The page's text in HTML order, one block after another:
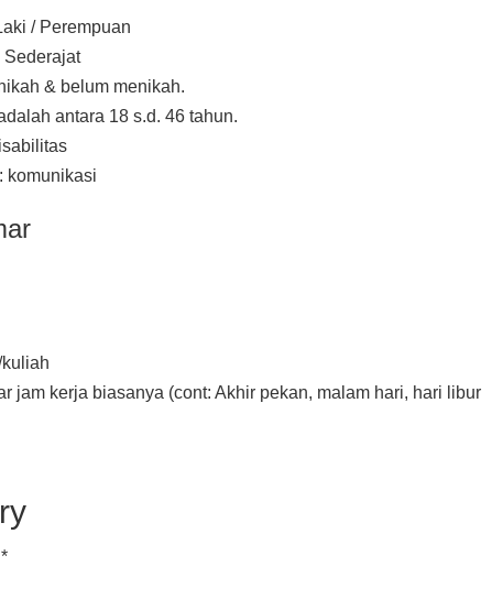
/ Perempuan
& belum menikah.
antara 18 s.d. 46 tahun.
komunikasi
jam kerja biasanya (cont: Akhir pekan, malam hari, hari libur